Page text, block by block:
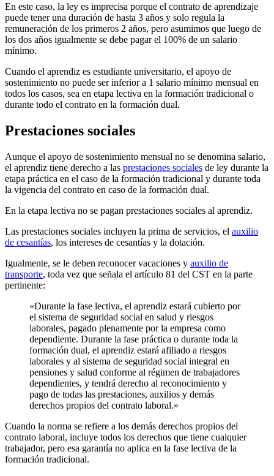
En este caso, la ley es imprecisa porque el contrato de aprendizaje
puede tener una duración de hasta 3 años y solo regula la
remuneración de los primeros 2 años, pero asumimos que luego de
los dos años igualmente se debe pagar el 100% de un salario
mínimo.
Cuando el aprendiz es estudiante universitario, el apoyo de
sostenimiento no puede ser inferior a 1 salario mínimo mensual en
todos los casos, sea en etapa lectiva en la formación tradicional o
durante todo el contrato en la formación dual.
Prestaciones sociales
Aunque el apoyo de sostenimiento mensual no se denomina salario,
el aprendiz tiene derecho a las prestaciones sociales de ley durante la
etapa práctica en el caso de la formación tradicional y durante toda
la vigencia del contrato en caso de la formación dual.
En la etapa lectiva no se pagan prestaciones sociales al aprendiz.
Las prestaciones sociales incluyen la prima de servicios, el auxilio
de cesantías, los intereses de cesantías y la dotación.
Igualmente, se le deben reconocer vacaciones y auxilio de
transporte, toda vez que señala el artículo 81 del CST en la parte
pertinente:
«Durante la fase lectiva, el aprendiz estará cubierto por
el sistema de seguridad social en salud y riesgos
laborales, pagado plenamente por la empresa como
dependiente. Durante la fase práctica o durante toda la
formación dual, el aprendiz estará afiliado a riesgos
laborales y al sistema de seguridad social integral en
pensiones y salud conforme al régimen de trabajadores
dependientes, y tendrá derecho al reconocimiento y
pago de todas las prestaciones, auxilios y demás
derechos propios del contrato laboral.»
Cuando la norma se refiere a los demás derechos propios del
contrato laboral, incluye todos los derechos que tiene cualquier
trabajador, pero esa garantía no aplica en la fase lectiva de la
formación tradicional.